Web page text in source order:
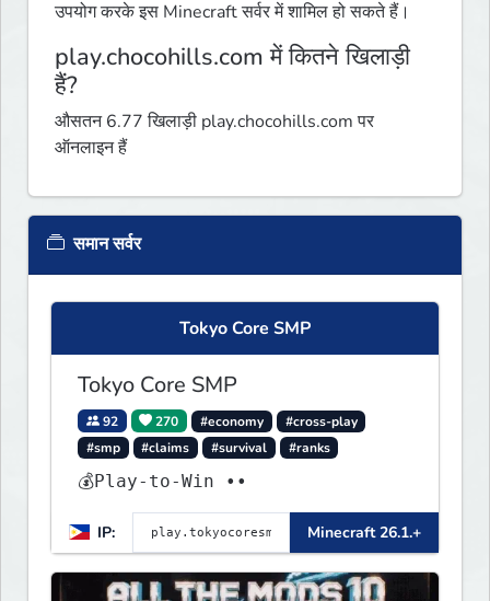
उपयोग करके इस Minecraft सर्वर में शामिल हो सकते हैं।
play.chocohills.com में कितने खिलाड़ी
हैं?
औसतन 6.77 खिलाड़ी play.chocohills.com पर
ऑनलाइन हैं
समान सर्वर
Tokyo Core SMP
Tokyo Core SMP
92 270 #economy
#cross-play
#smp
#claims #survival #ranks
💰Play-to-Win ••
IP: Minecraft 26.1.+